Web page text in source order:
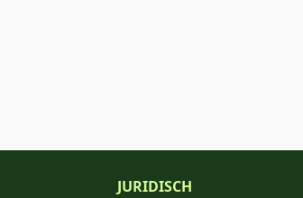
JURIDISCH